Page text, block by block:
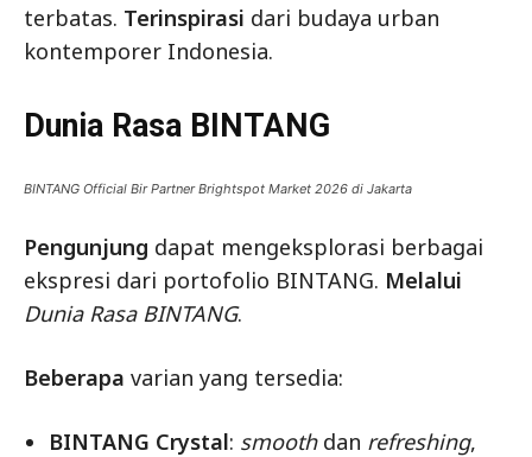
terbatas. Terinspirasi dari budaya urban
kontemporer Indonesia.
Dunia Rasa BINTANG
BINTANG Official Bir Partner Brightspot Market 2026 di Jakarta
Pengunjung dapat mengeksplorasi berbagai
ekspresi dari portofolio BINTANG. Melalui
Dunia Rasa BINTANG.
Beberapa varian yang tersedia:
BINTANG Crystal: smoothdan refreshing,